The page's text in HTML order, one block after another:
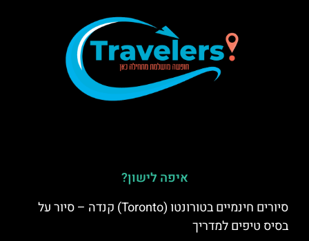
איפה לישון?
סיורים חינמיים בטורונטו (Toronto) קנדה – סיור על
בסיס טיפים למדריך